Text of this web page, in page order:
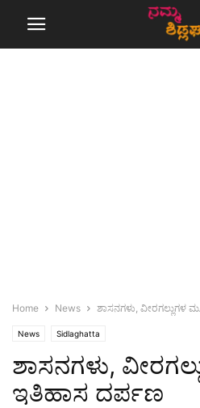
Home News ಶಾಸನಗಳು,
News Sidlaghatta
ಶಾಸನಗಳು,
ಇತಿಹಾಸ ದರ್ಪಣ